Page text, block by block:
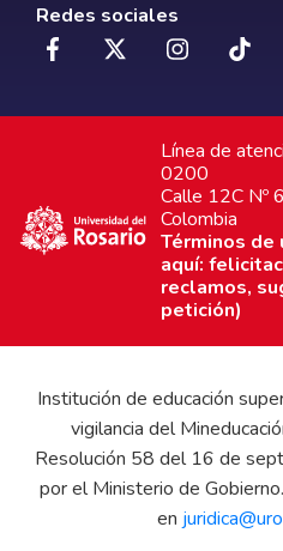
Redes sociales
Línea de
0200
Calle 12C Nº
Colombia
Términos de
aquí:
reclamos,
petición)
Institución de educación
vigilancia del
Resolución 58 del 16 de
por el Ministerio de
en